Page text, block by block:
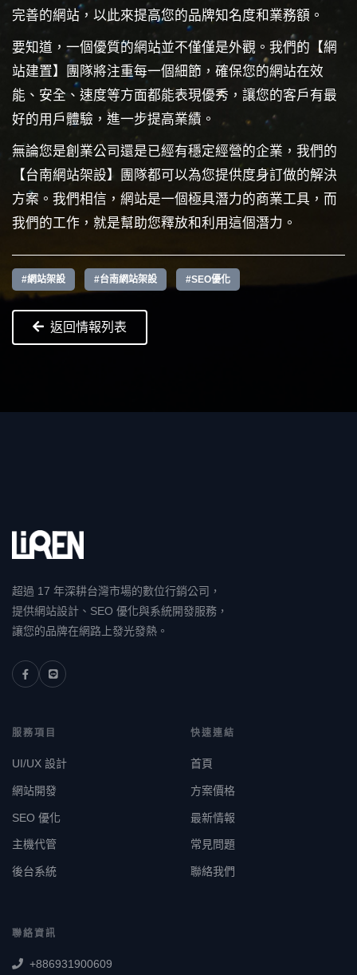
完善的網站，以此來提高您的品牌知名度和業務額。
要知道，一個優質的網站並不僅僅是外觀。我們的【網
站建置】團隊將注重每一個細節，確保您的網站在效
能、安全、速度等方面都能表現優秀，讓您的客戶有最
好的用戶體驗，進一步提高業績。
無論您是創業公司還是已經有穩定經營的企業，我們的
【台南網站架設】團隊都可以為您提供度身訂做的解決
方案。我們相信，網站是一個極具潛力的商業工具，而
我們的工作，就是幫助您釋放和利用這個潛力。
#網站架設 #台南網站架設 #SEO優化
返回情報列表
超過 17 年深耕台灣市場的數位行銷公司，
提供網站設計、SEO 優化與系統開發服務，
讓您的品牌在網路上發光發熱。
服務項目
UI/UX 設計
網站開發
SEO 優化
主機代管
後台系統
快速連結
首頁
方案價格
最新情報
常見問題
聯絡我們
聯絡資訊
+886931900609